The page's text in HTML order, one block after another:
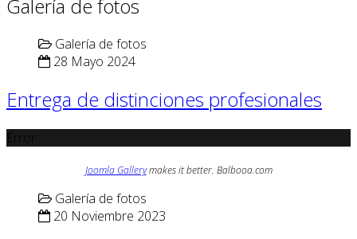
Galería de fotos
Galería de fotos
28 Mayo 2024
Entrega de distinciones profesionales
Joomla Gallerymakes it better. Balbooa.com
Galería de fotos
20 Noviembre 2023